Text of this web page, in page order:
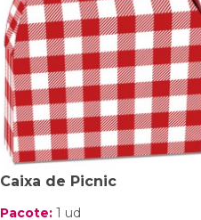
Caixa de Picnic
Pacote: 1 ud